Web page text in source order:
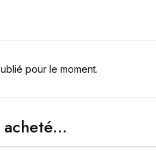
pour le moment.